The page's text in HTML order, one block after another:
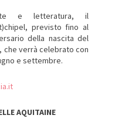
e letteratura, il
previsto fino al
della nascita del
che verrà celebrato con
e settembre.
AQUITAINE